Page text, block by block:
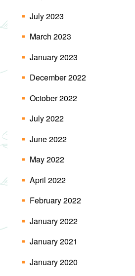
July 2023
March 2023
January 2023
December 2022
October 2022
July 2022
June 2022
May 2022
April 2022
February 2022
January 2022
January 2021
January 2020